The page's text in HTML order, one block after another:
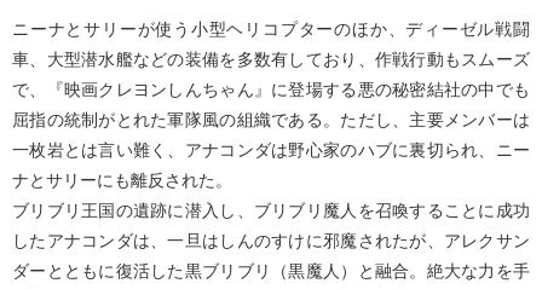
ニーナとサリーが使う小型ヘリコプターのほか、ディーゼル戦闘
車、大型潜水艦などの装備を多数有しており、作戦行動もスムーズ
で、『映画クレヨンしんちゃん』に登場する悪の秘密結社の中でも
屈指の統制がとれた軍隊風の組織である。ただし、主要メンバーは
一枚岩とは言い難く、アナコンダは野心家のハブに裏切られ、ニー
ナとサリーにも離反された。
ブリブリ王国の遺跡に潜入し、ブリブリ魔人を召喚することに成功
したアナコンダは、一旦はしんのすけに邪魔されたが、アレクサン
ダーとともに復活した黒ブリブリ（黒魔人）と融合。絶大な力を手